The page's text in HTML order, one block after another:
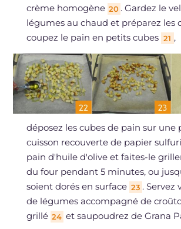
crème homogène 20 . Gardez le
légumes au chaud et préparez les
coupez le pain en petits cubes 21 ,
déposez les cubes de pain sur une
cuisson recouverte de papier
pain d'huile d'olive et faites-le
du four pendant 5 minutes, ou
soient dorés en surface 23 . Servez
de légumes accompagné de
grillé 24 et saupoudrez de Grana